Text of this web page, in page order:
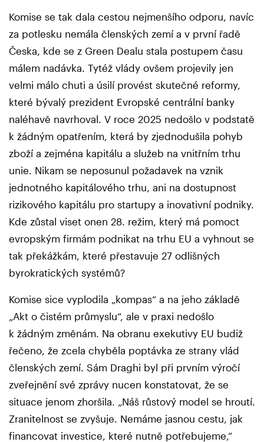
Komise se tak dala cestou nejmenšího odporu, navíc
za potlesku nemála členských zemí a v první řadě
Česka, kde se z Green Dealu stala postupem času
málem nadávka. Tytéž vlády ovšem projevily jen
velmi málo chuti a úsilí provést skutečné reformy,
které bývalý prezident Evropské centrální banky
naléhavě navrhoval. V roce 2025 nedošlo v podstatě
k žádným opatřením, která by zjednodušila pohyb
zboží a zejména kapitálu a služeb na vnitřním trhu
unie. Nikam se neposunul požadavek na vznik
jednotného kapitálového trhu, ani na dostupnost
rizikového kapitálu pro startupy a inovativní podniky.
Kde zůstal viset onen 28. režim, který má pomoct
evropským firmám podnikat na trhu EU a vyhnout se
tak překážkám, které přestavuje 27 odlišných
byrokratických systémů?
Komise sice vyplodila „kompas“ a na jeho základě
„Akt o čistém průmyslu“, ale v praxi nedošlo
k žádným změnám. Na obranu exekutivy EU budiž
řečeno, že zcela chyběla poptávka ze strany vlád
členských zemí. Sám Draghi byl při prvním výročí
zveřejnění své zprávy nucen konstatovat, že se
situace jenom zhoršila. „Náš růstový model se hroutí.
Zranitelnost se zvyšuje. Nemáme jasnou cestu, jak
financovat investice, které nutně potřebujeme,“